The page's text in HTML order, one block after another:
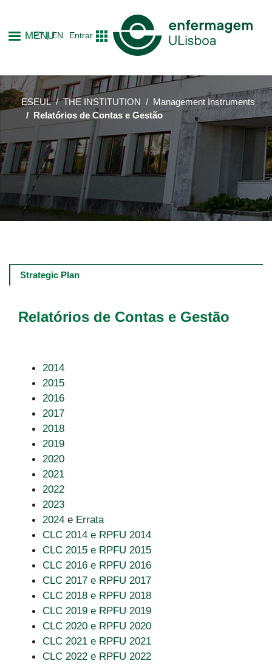
to
main
content
MENU
PT EN Entrar
ESEUL THE INSTITUTION
Management Instruments
Relatórios de Contas e Gestão
Relatórios de Contas e Gestão
2014
2015
2016
2017
2018
2019
2020
2021
2022
2023
2024 e Errata
CLC 2014 e RPFU 2014
CLC 2015 e RPFU 2015
CLC 2016 e RPFU 2016
CLC 2017 e RPFU 2017
CLC 2018 e RPFU 2018
CLC 2019 e RPFU 2019
CLC 2020 e RPFU 2020
CLC 2021 e RPFU 2021
CLC 2022 e RPFU 2022
Main
navigation
Strategic Plan